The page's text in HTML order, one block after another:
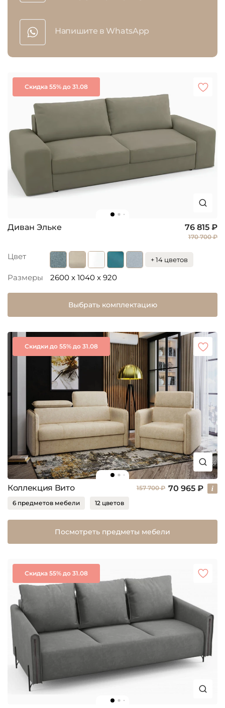
Напишите в WhatsApp
Скидка 55% до 31.08
Диван Эльке 76 815 ₽
170 700 ₽
Цвет + 14 цветов
Размеры 2600 x 1040 x 920
Выбрать комплектацию
Скидки до 55% до 31.08
Коллекция Вито 157 700 ₽ 70 965 ₽
6 предметов мебели 12 цветов
Посмотреть предметы мебели
Скидка 55% до 31.08